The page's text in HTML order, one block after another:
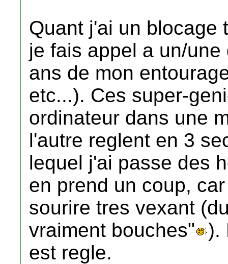
Quant j'ai un blocage
je fais appel a un/
ans de mon
etc...). Ces super-
ordinateur dans une
l'autre reglent en 3
lequel j'ai passe des
en prend un coup,
sourire tres vexant
vraiment bouches"
).
est regle.